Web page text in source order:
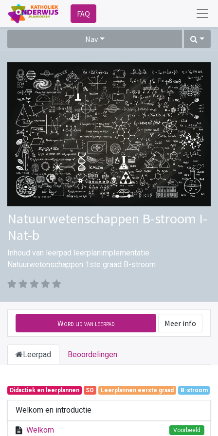
FAQ
Nav
Natuurwetenschappen B-stroom I-
Nat-b
Inhoud van leerpad leerplanimplementatie
Natuurwetenschappen 1ste graad B-stroom
Word lid van leerpad Meer info
Leerpad Beoordelingen
Didactiek en leerplannen SO Leerplannen eerste graad B-stroom
Welkom en introductie
Welkom Voorbeeld